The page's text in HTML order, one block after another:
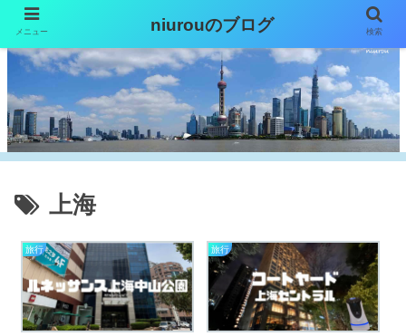
上海
旅行 旅行
メニュー niurouのブログ 検索